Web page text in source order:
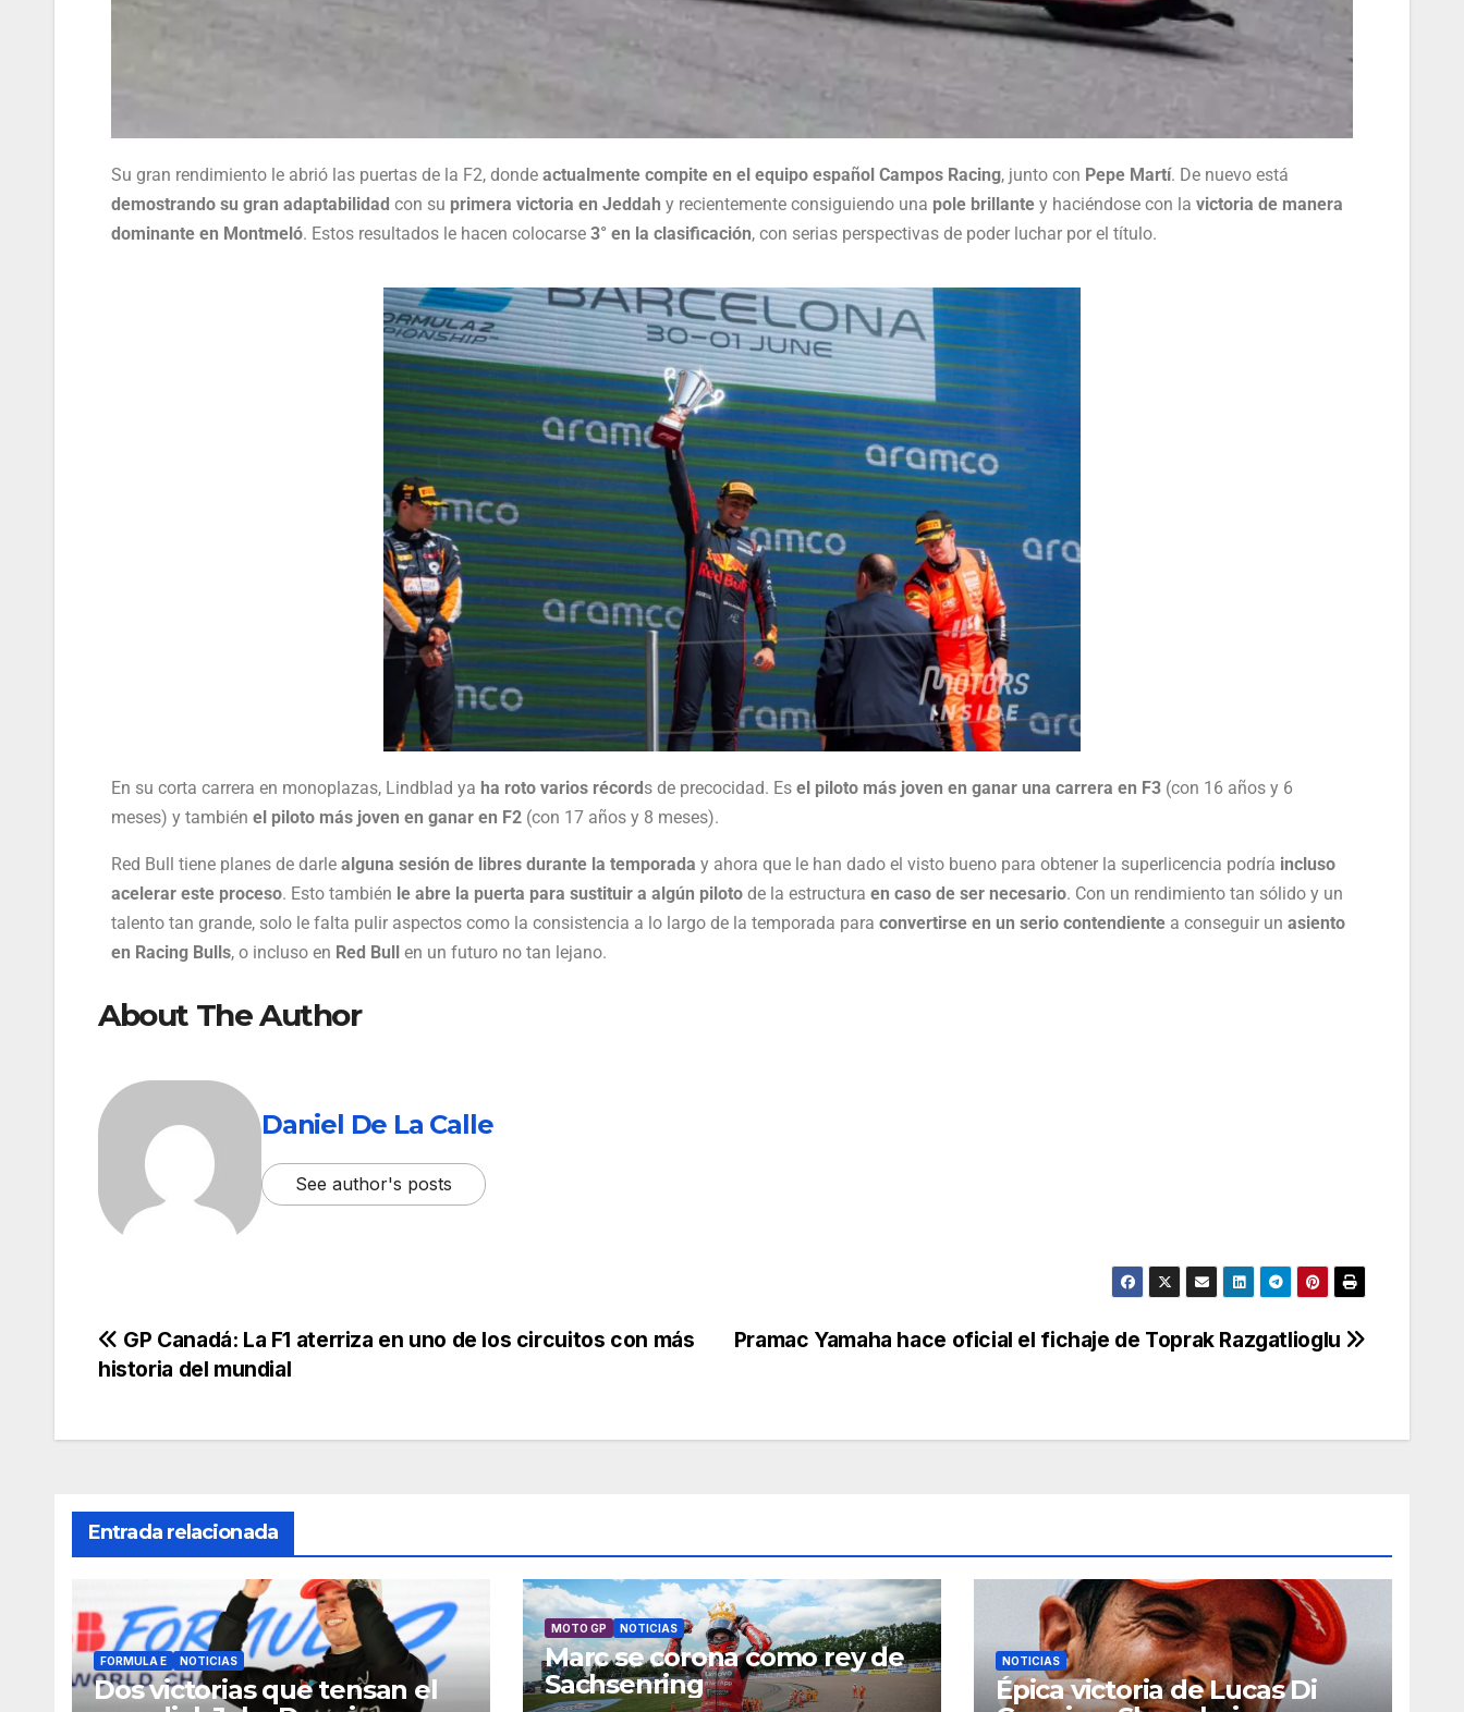
Su gran rendimiento le abrió las puertas de la F2, donde actualmente compite en el equipo español Campos Racing, junto con Pepe Martí. De nuevo está
demostrando su gran adaptabilidad con su primera victoria en Jeddah y recientemente consiguiendo una pole brillante y haciéndose con la victoria de manera
dominante en Montmeló. Estos resultados le hacen colocarse 3° en la clasificación, con serias perspectivas de poder luchar por el título.
En su corta carrera en monoplazas, Lindblad ya ha roto varios récords de precocidad. Es el piloto más joven en ganar una carrera en F3 (con 16 años y 6
meses) y también el piloto más joven en ganar en F2 (con 17 años y 8 meses).
Red Bull tiene planes de darle alguna sesión de libres durante la temporada y ahora que le han dado el visto bueno para obtener la superlicencia podría incluso
acelerar este proceso. Esto también le abre la puerta para sustituir a algún piloto de la estructura en caso de ser necesario. Con un rendimiento tan sólido y un
talento tan grande, solo le falta pulir aspectos como la consistencia a lo largo de la temporada para convertirse en un serio contendiente a conseguir un asiento
en Racing Bulls, o incluso en Red Bull en un futuro no tan lejano.
About The Author
Daniel De La Calle
See author's posts
Pramac Yamaha hace oficial el fichaje de Toprak Razgatlioglu
GP Canadá: La F1 aterriza en uno de los circuitos con más
historia del mundial
Entrada relacionada
FORMULA E NOTICIAS
Dos victorias que tensan el
MOTO GP NOTICIAS
Marc se corona como rey de
Sachsenring
NOTICIAS
Épica victoria de Lucas Di